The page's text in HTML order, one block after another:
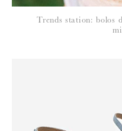
Trends station: bolos